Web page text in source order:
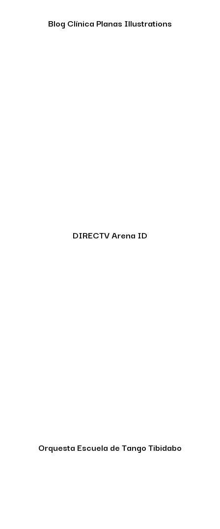
Blog Clínica Planas Illustrations
DIRECTV Arena ID
Orquesta Escuela de Tango Tibidabo